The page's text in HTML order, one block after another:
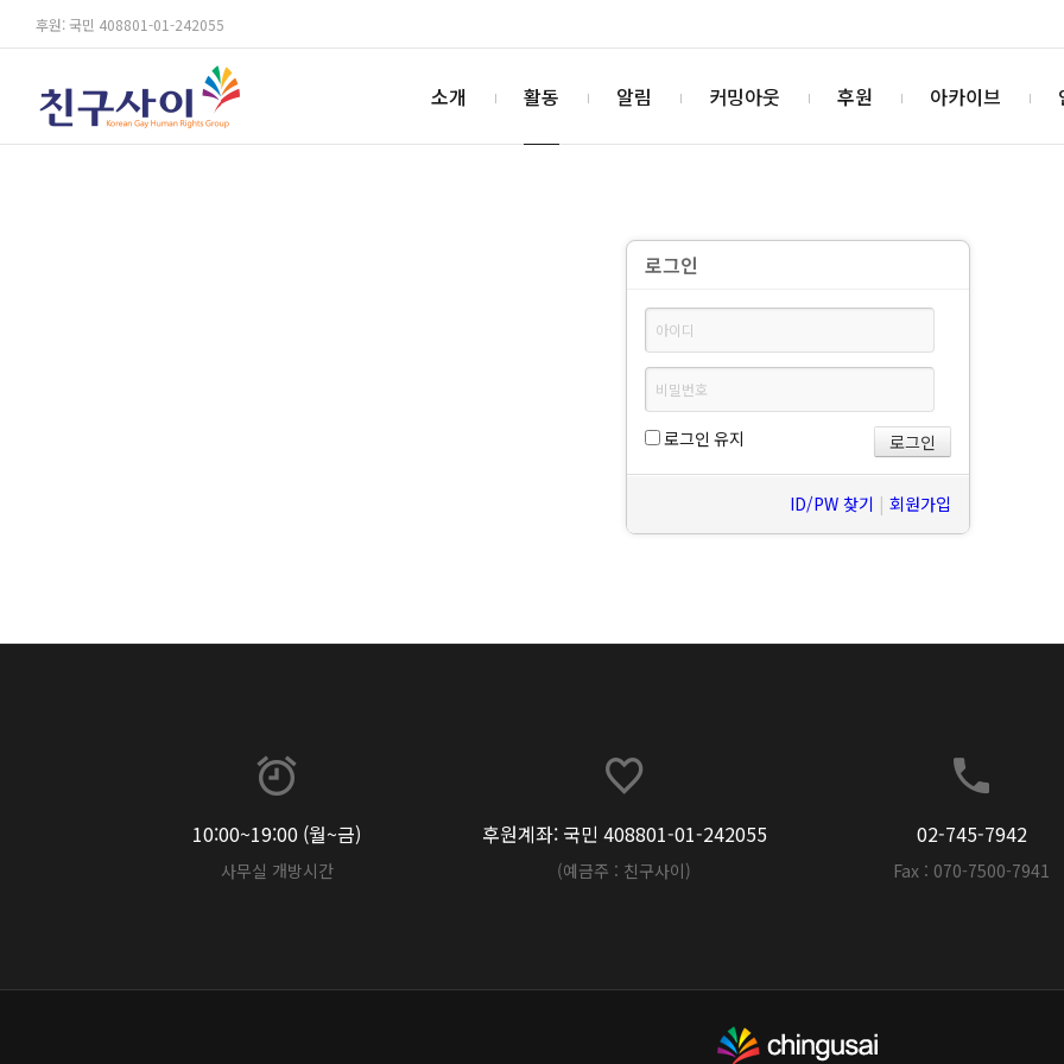
후원: 국민 408801-01-242055
소개 활동 알림 커밍아웃 후원 아카이브
로그인
로그인 유지
ID/PW 찾기 | 회원가입
10:00~19:00 (월~금)
사무실 개방시간
후원계좌: 국민 408801-01-242055
(예금주 : 친구사이)
02-745-7942
Fax : 070-7500-7941